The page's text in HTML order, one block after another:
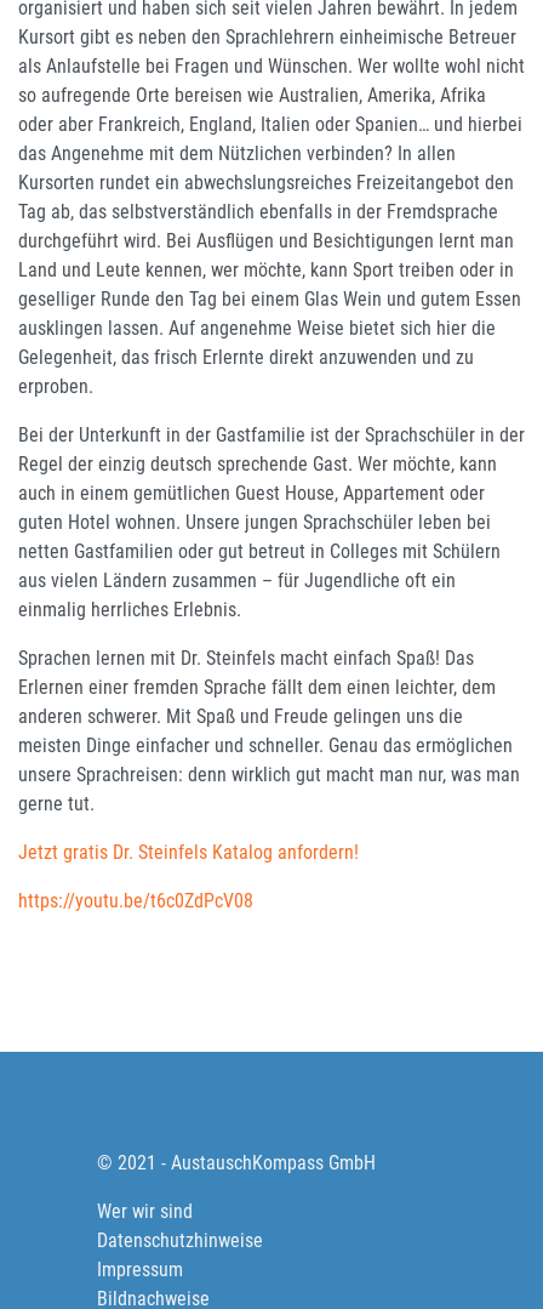
organisiert und haben sich seit vielen Jahren bewährt. In jedem
Kursort gibt es neben den Sprachlehrern einheimische Betreuer
als Anlaufstelle bei Fragen und Wünschen. Wer wollte wohl nicht
so aufregende Orte bereisen wie Australien, Amerika, Afrika
oder aber Frankreich, England, Italien oder Spanien… und hierbei
das Angenehme mit dem Nützlichen verbinden? In allen
Kursorten rundet ein abwechslungsreiches Freizeitangebot den
Tag ab, das selbstverständlich ebenfalls in der Fremdsprache
durchgeführt wird. Bei Ausflügen und Besichtigungen lernt man
Land und Leute kennen, wer möchte, kann Sport treiben oder in
geselliger Runde den Tag bei einem Glas Wein und gutem Essen
ausklingen lassen. Auf angenehme Weise bietet sich hier die
Gelegenheit, das frisch Erlernte direkt anzuwenden und zu
erproben.
Bei der Unterkunft in der Gastfamilie ist der Sprachschüler in der
Regel der einzig deutsch sprechende Gast. Wer möchte, kann
auch in einem gemütlichen Guest House, Appartement oder
guten Hotel wohnen. Unsere jungen Sprachschüler leben bei
netten Gastfamilien oder gut betreut in Colleges mit Schülern
aus vielen Ländern zusammen – für Jugendliche oft ein
einmalig herrliches Erlebnis.
Sprachen lernen mit Dr. Steinfels macht einfach Spaß! Das
Erlernen einer fremden Sprache fällt dem einen leichter, dem
anderen schwerer. Mit Spaß und Freude gelingen uns die
meisten Dinge einfacher und schneller. Genau das ermöglichen
unsere Sprachreisen: denn wirklich gut macht man nur, was man
gerne tut.
Jetzt gratis Dr. Steinfels Katalog anfordern!
https://youtu.be/t6c0ZdPcV08
© 2021 - AustauschKompass GmbH
Wer wir sind
Datenschutzhinweise
Impressum
Bildnachweise